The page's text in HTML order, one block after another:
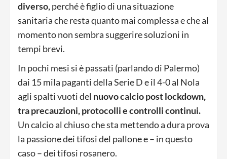
diverso,perché è figlio di una situazione
sanitaria che resta quanto mai complessa e che al
momento non sembra suggerire soluzioni in
tempi brevi.
In pochi mesi si è passati (parlando di Palermo)
dai 15 mila paganti della Serie D e il 4-0 al Nola
agli spalti vuoti del nuovo calcio post lockdown,
tra precauzioni, protocolli e controlli continui.
Un calcio al chiuso che sta mettendo a dura prova
la passione dei tifosi del pallone e – in questo
caso – dei tifosi rosanero.